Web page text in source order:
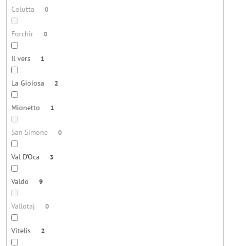
Colutta 0
Forchir 0
Il vers 1
La Gioiosa 2
Mionetto 1
San Simone 0
Val D'Oca 3
Valdo 9
Vallotaj 0
Vitelis 2